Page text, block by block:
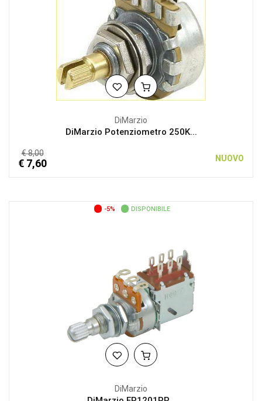
DiMarzio
DiMarzio Potenziometro 250K...
€ 8,00
€ 7,60 NUOVO
-5% DISPONIBILE
DiMarzio